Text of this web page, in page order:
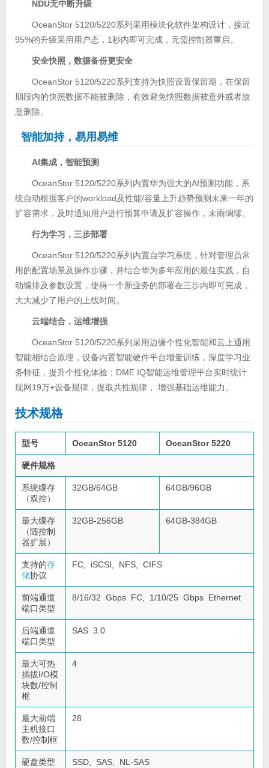
NDU无中断升级
OceanStor 5120/5220系列采用模块化软件架构设计，接近
95%的升级采用用户态，1秒内即可完成，无需控制器重启。
安全快照，数据备份更安全
OceanStor 5120/5220系列支持为快照设置保留期，在保留
期段内的快照数据不能被删除，有效避免快照数据被意外或者故
意删除。
智能加持，易用易维
AI集成，智能预测
OceanStor 5120/5220系列内置华为强大的AI预测功能，系
统自动根据客户的workload及性能/容量上升趋势预测未来一年的
扩容需求，及时通知用户进行预算申请及扩容操作，未雨绸缪。
行为学习，三步部署
OceanStor 5120/5220系列内置自学习系统，针对管理员常
用的配置场景及操作步骤，并结合华为多年应用的最佳实践，自
动编排及参数设置，使得一个新业务的部署在三步内即可完成，
大大减少了用户的上线时间。
云端结合，运维增强
OceanStor 5120/5220系列采用边缘个性化智能和云上通用
智能相结合原理，设备内置智能硬件平台增量训练，深度学习业
务特征，提升个性化体验；DME IQ智能运维管理平台实时统计
现网19万+设备规律，提取共性规律， 增强基础运维能力。
技术规格
型号 OceanStor 5120 OceanStor 5220
硬件规格
系统缓存
（双控）
32GB/64GB 64GB/96GB
最大缓存
（随控制
器扩展）
32GB-256GB 64GB-384GB
支持的存
储协议
FC, iSCSI, NFS, CIFS
前端通道
端口类型
8/16/32 Gbps FC, 1/10/25 Gbps Ethernet
后端通道
端口类型
SAS 3.0
最大可热
插拔I/O模
块数/控制
框
4
最大前端
主机接口
数/控制框
28
硬盘类型 SSD, SAS, NL-SAS